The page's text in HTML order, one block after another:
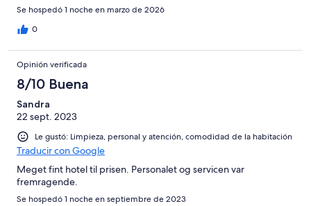
Se hospedó 1 noche en marzo de 2026
0
Opinión verificada
8/10 Buena
Sandra
22 sept. 2023
Le gustó: Limpieza, personal y atención, comodidad de la habitación
Traducir con Google
Meget fint hotel til prisen. Personalet og servicen var
fremragende.
Se hospedó 1 noche en septiembre de 2023